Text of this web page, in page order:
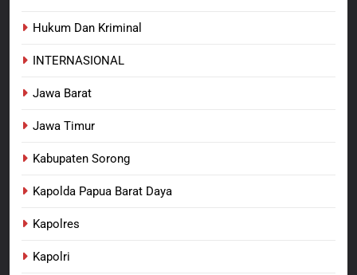
bagi Mama-Mama dan Anak-
BERITA BARU
Hukum Dan Kriminal
INTERNASIONAL
Jawa Barat
Jawa Timur
Kabupaten Sorong
Kapolda Papua Barat Daya
Kapolres
Kapolri